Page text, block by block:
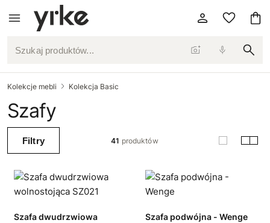
Szukaj produktów...
Kolekcje mebli Kolekcja Basic
Szafy
Filtry 41 produktów
Szafa dwudrzwiowa
Szafa podwójna - Wenge